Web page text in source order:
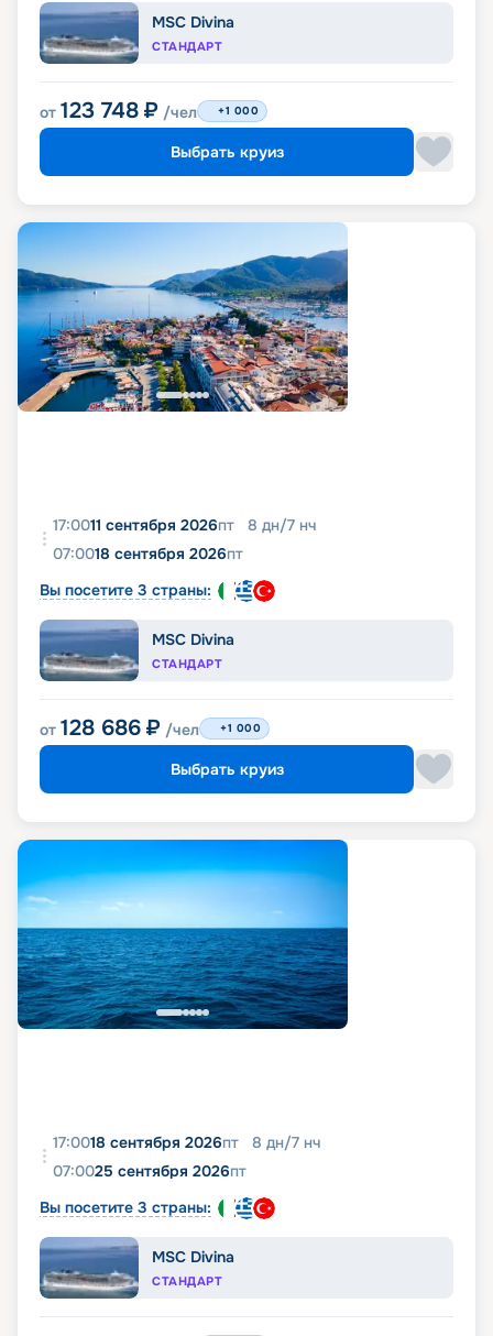
MSC Divina
СТАНДАРТ
от 123 748 ₽ /чел +1 000
Выбрать круиз
17:0011 сентября 2026пт 8 дн/7 нч
07:0018 сентября 2026пт
Вы посетите 3 страны:
MSC Divina
СТАНДАРТ
от 128 686 ₽ /чел +1 000
Выбрать круиз
17:0018 сентября 2026пт 8 дн/7 нч
07:0025 сентября 2026пт
Вы посетите 3 страны:
MSC Divina
СТАНДАРТ